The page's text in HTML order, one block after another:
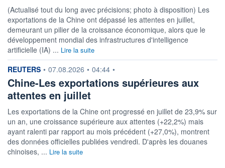
(Actualisé tout du long avec précisions; photo à disposition) Les
exportations de la Chine ont dépassé les attentes en juillet,
demeurant un pilier de la croissance économique, alors que le
développement mondial des infrastructures d'intelligence
artificielle (IA) ... Lire la suite
information fournie par
REUTERS • 07.08.2026 • 04:44 •
Chine-Les exportations supérieures aux
attentes en juillet
Les exportations de la Chine ont progressé en juillet de 23,9% sur
un an, une croissance supérieure aux attentes (+22,2%) mais
ayant ralenti par rapport au mois précédent (+27,0%), montrent
des données officielles publiées vendredi. D'après les douanes
chinoises, ... Lire la suite